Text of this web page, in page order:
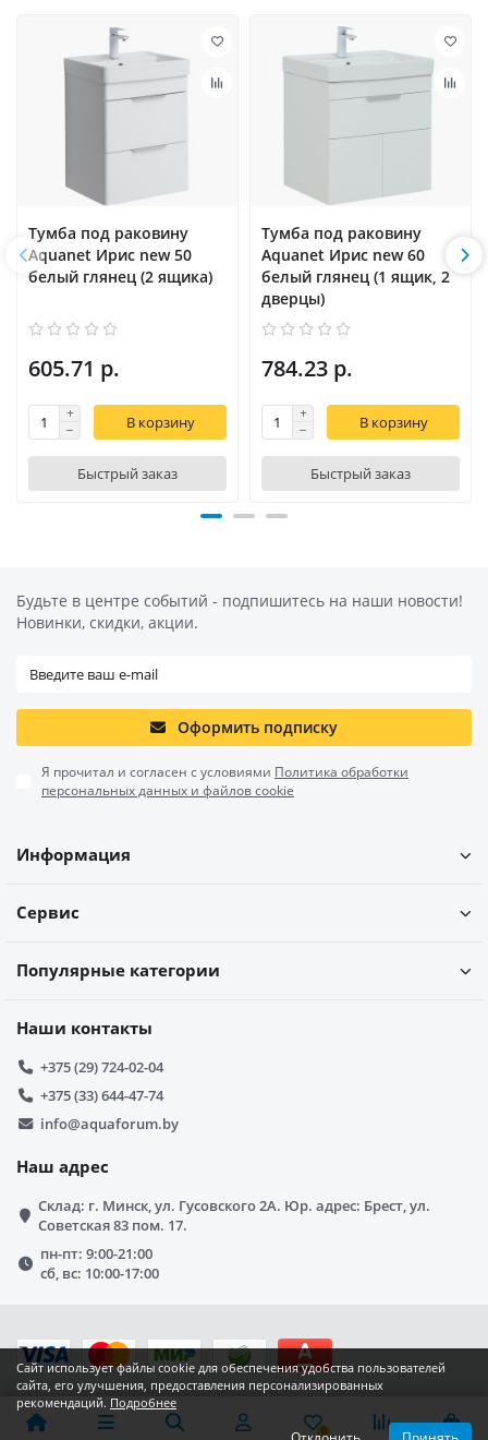
Тумба под раковину
Aquanet Ирис new 50
белый глянец (2 ящика)
605.71 р.
В корзину
Быстрый заказ
Тумба под раковину
Aquanet Ирис new 60
белый глянец (1 ящик, 2
дверцы)
784.23 р.
В корзину
Быстрый заказ
Сайт использует файлы cookie для обеспечения удобства пользователей
сайта, его улучшения, предоставления персонализированных
рекомендаций. Подробнее
Будьте в центре событий - подпишитесь на наши новости!
Новинки, скидки, акции.
Оформить подписку
Я прочитал и согласен с условиями Политика обработки
персональных данных и файлов cookie
Информация
Сервис
Популярные категории
Наши контакты
+375 (29) 724-02-04
+375 (33) 644-47-74
info@aquaforum.by
Наш адрес
Склад: г. Минск, ул. Гусовского 2А. Юр. адрес: Брест, ул.
Советская 83 пом. 17.
пн-пт: 9:00-21:00
сб, вс: 10:00-17:00
0